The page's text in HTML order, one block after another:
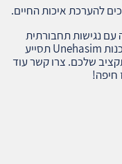
להערכת איכות החיים.
עם נגישות תחבורתית
מצוינת, שכונת סין היא אפשרות מעולה. סוכנות Unehasim תסייע
שלכם. צרו קשר עוד
חיפה!